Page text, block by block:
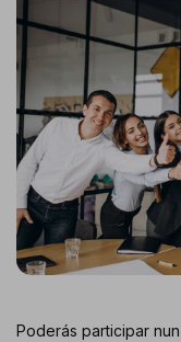
Poderás participar